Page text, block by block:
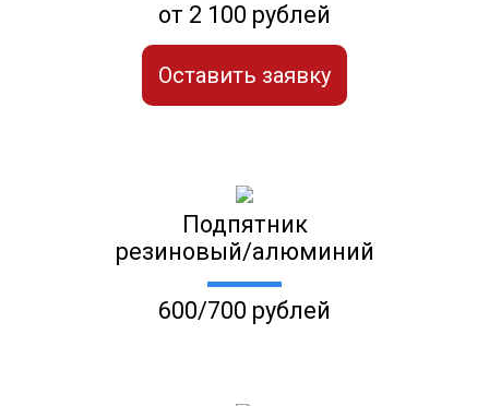
от 2 100 рублей
Оставить заявку
Подпятник
резиновый/алюминий
600/700 рублей